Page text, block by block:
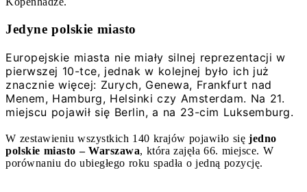
Jedyne polskie miasto
Europejskie miasta nie miały silnej reprezentacji w
pierwszej 10-tce, jednak w kolejnej było ich już
znacznie więcej: Zurych, Genewa, Frankfurt nad
Menem, Hamburg, Helsinki czy Amsterdam. Na 21.
miejscu pojawił się Berlin, a na 23-cim Luksemburg.
W zestawieniu wszystkich 140 krajów pojawiło się jedno
polskie miasto – Warszawa, która zajęła 66. miejsce. W
porównaniu do ubiegłego roku spadła o jedną pozycję.